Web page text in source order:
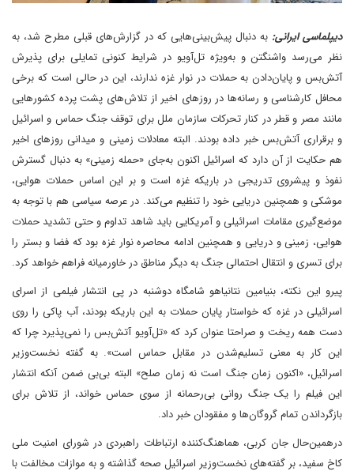
دیپلماسی ایرانی: به دنبال پیش‌بینی‌‌هایی که در گزارش‌های قبلی مطرح شد، به
نظر می‌رسد واشنگتن و به‌ویژه تل‌آویو در شرایط کنونی تمایلی برای پذیرش
آتش‌بس و پایان‌دادن به حملات در نوار غزه ندارند، این در حالی است که برخی
محافل کارشناسی و رسانه‌ها در روزهای اخیر از تلاش‌های پشت پرده کشورهایی
مانند مصر و قطر در کنار تحرکات سازمان ملل برای توقف جنگ حماس و اسرائیل
و برقراری آتش‌بس خبر داده بودند. البته معادلات زمینی و میدانی روزهای اخیر
هم حکایت از آن دارد که اسرائیل اکنون به‌جای «حمله زمینی» به دنبال گسترش
نفوذ و پیشروی تدریجی در باریکه غزه است و بر این اساس حملات هوایی،
موشکی و همچنین دریایی خود را تنظیم می‌کند. در عرصه سیاسی هم با توجه به
موضع‌گیری مقامات اسرائیلی و آمریکایی باید شاهد تداوم و حتی تشدید حملات
هوایی، زمینی و دریایی و همچنین ادامه محاصره نوار غزه بود که فضا و بستر را
برای تسری و انتقال احتمالی جنگ به دیگر مناطق در خاورمیانه فراهم خواهد کرد.
پیرو این نکته، بنیامین نتانیاهو شامگاه دوشنبه در پی انتشار فیلمی از اسرای
اسرائیلی در غزه که خواستار پایان حملات به این باریکه بودند، آب پاکی را روی
دست همه ریخت و صراحتا عنوان کرد که «تل‌آویو آتش‌بس را نمی‌پذیرد چرا که
این کار به معنی تسلیم‌شدن در مقابل حماس است». به گفته نخست‌وزیر
اسرائیل، «اکنون زمان جنگ است نه زمان صلح» البته بی‌بی ضمن آنکه‌ انتشار
این فیلم را یک جنگ روانی بی‌رحمانه از سوی حماس خواند، از تلاش برای
بازگرداندن تمام گروگان‌ها و مفقودان خبر داد.
در‌همین‌حال جان کربی، هماهنگ‌کننده ارتباطات راهبردی در شورای امنیت ملی
کاخ سفید، بر گفته‌‌های نخست‌وزیر اسرائیل صحه گذاشته و به موازات مخالفت با